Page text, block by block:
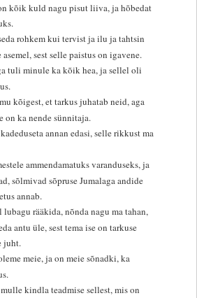
kõik kuld nagu pisut liiva, ja hõbedat
rohkem kui tervist ja ilu ja tahtsin
sest selle paistus on igavene.
tuli minule ka kõik hea, ja sellel oli
kõigest, et tarkus juhatab neid, aga
on ka nende sünnitaja.
annan edasi, selle rikkust ma
ammendamatuks varanduseks, ja
sõlmivad sõpruse Jumalaga andide
annab.
rääkida, nõnda nagu ma tahan,
antu üle, sest tema ise on tarkuse
juht.
meie, ja on meie sõnadki, ka
kindla teadmise sellest, mis on